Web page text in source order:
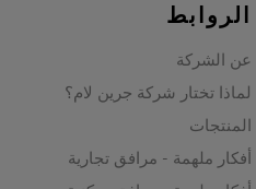
الروابط
عن الشركة
لماذا تختار شركة جرين لام؟
المنتجات
أفكار ملهمة - مرافق تجارية